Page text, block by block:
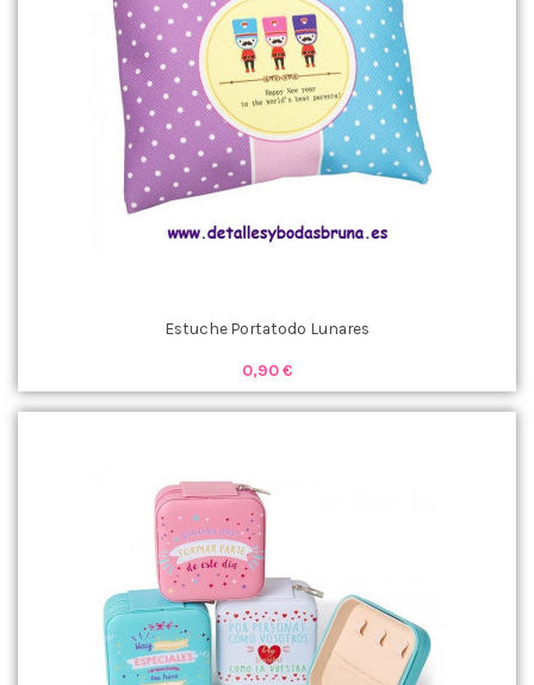
Estuche Portatodo Lunares
0,90 €